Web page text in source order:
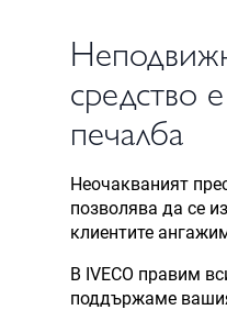
средство
печалба
Неочакваният
позволява да се
клиентите
В IVECO правим
поддържаме